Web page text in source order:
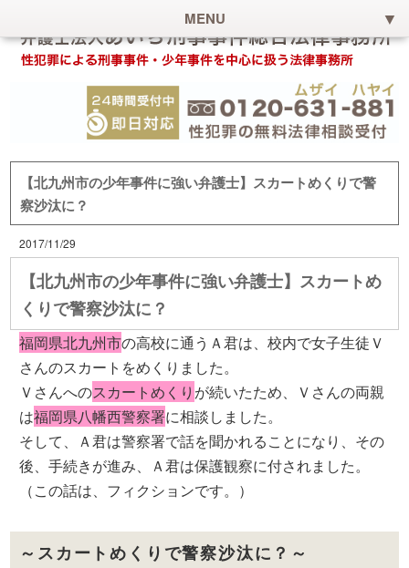
MENU
【北九州市の少年事件に強い弁護士】スカートめくりで警
察沙汰に？
2017/11/29
【北九州市の少年事件に強い弁護士】スカートめ
くりで警察沙汰に？
福岡県北九州市の高校に通うＡ君は、校内で女子生徒Ｖ
さんのスカートをめくりました。
Ｖさんへのスカートめくり が続いたため、Ｖさんの両親
は福岡県八幡西警察署に相談しました。
そして、Ａ君は警察署で話を聞かれることになり、その
後、手続きが進み、Ａ君は保護観察に付されました。
（この話は、フィクションです。）
～スカートめくりで警察沙汰に？～